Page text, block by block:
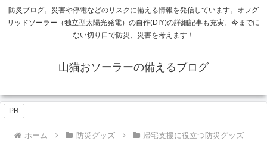
防災ブログ。災害や停電などのリスクに備える情報を発信しています。オフグ
リッドソーラー（独立型太陽光発電）の自作(DIY)の詳細記事も充実。今までに
ない切り口で防災、災害を考えます！
山猫おソーラーの備えるブログ
ホーム 防災グッズ
帰宅支援に役立つ防災グッズ
PR